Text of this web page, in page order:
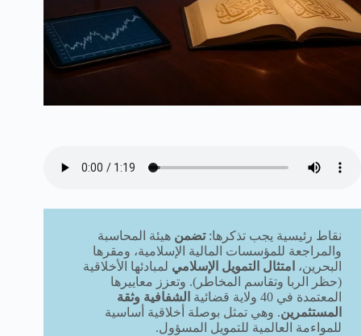
نقاط رئيسية يجب تذكرها:تضمن هيئة المحاسبة
والمراجعة للمؤسسات المالية الإسلامية، ومقرها
البحرين، امتثال التمويل الإسلامي لمبادئها الأخلاقية
(حظر الربا وتقاسم المخاطر). وتعزز معاييرها
المعتمدة في 40 ولاية قضائية
الشفافية وثقة
المستثمرين. وهي تمثل بوصلة أخلاقية أساسية
للمواءمة العالمية للتمويل المسؤول.